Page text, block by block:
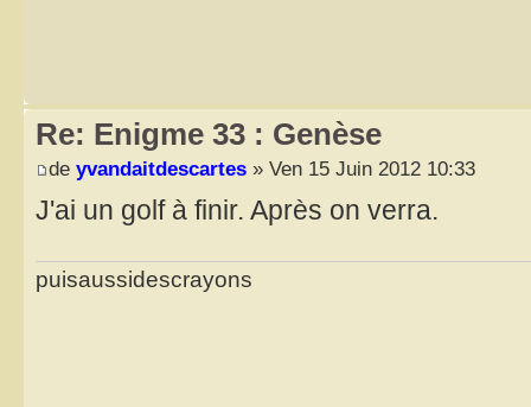
Re: Enigme 33 : Genèse
de yvandaitdescartes » Ven 15 Juin 2012 10:33
J'ai un golf à finir. Après on verra.
puisaussidescrayons